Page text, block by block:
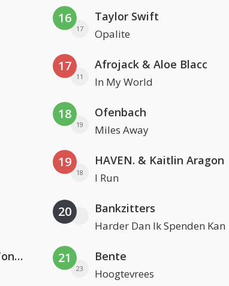
David Guetta, Teddy Swims & Tones And I
16
17
Taylor Swift
Opalite
17
11
Afrojack & Aloe Blacc
In My World
18
19
Ofenbach
Miles Away
19
18
HAVEN. & Kaitlin Aragon
I Run
20 Bankzitters
Harder Dan Ik Spenden Kan
21
23
Bente
Hoogtevrees